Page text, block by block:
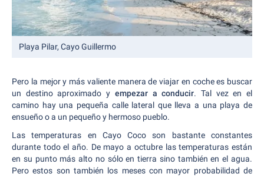
Playa Pilar, Cayo Guillermo
Pero la mejor y más valiente manera de viajar en coche es buscar
un destino aproximado y empezar a conducir. Tal vez en el
camino hay una pequeña calle lateral que lleva a una playa de
ensueño o a un pequeño y hermoso pueblo.
Las temperaturas en Cayo Coco son bastante constantes
durante todo el año. De mayo a octubre las temperaturas están
en su punto más alto no sólo en tierra sino también en el agua.
Pero estos son también los meses con mayor probabilidad de